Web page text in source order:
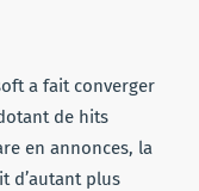
a fait converger
de hits
en annonces, la
d’autant plus